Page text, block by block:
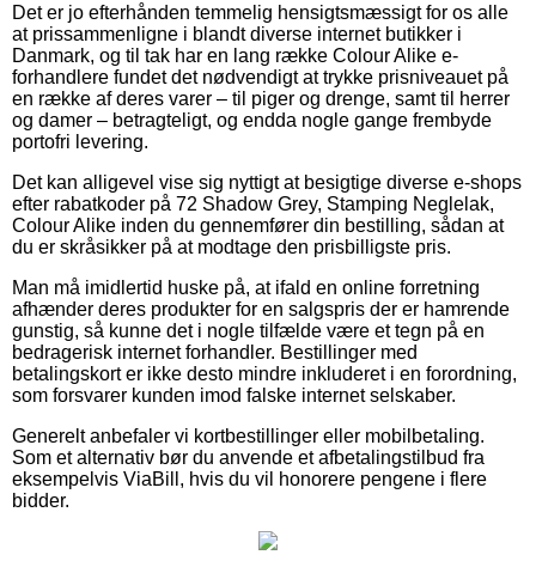
Det er jo efterhånden temmelig hensigtsmæssigt for os alle
at prissammenligne i blandt diverse internet butikker i
Danmark, og til tak har en lang række Colour Alike e-
forhandlere fundet det nødvendigt at trykke prisniveauet på
en række af deres varer – til piger og drenge, samt til herrer
og damer – betragteligt, og endda nogle gange frembyde
portofri levering.
Det kan alligevel vise sig nyttigt at besigtige diverse e-shops
efter rabatkoder på 72 Shadow Grey, Stamping Neglelak,
Colour Alike inden du gennemfører din bestilling, sådan at
du er skråsikker på at modtage den prisbilligste pris.
Man må imidlertid huske på, at ifald en online forretning
afhænder deres produkter for en salgspris der er hamrende
gunstig, så kunne det i nogle tilfælde være et tegn på en
bedragerisk internet forhandler. Bestillinger med
betalingskort er ikke desto mindre inkluderet i en forordning,
som forsvarer kunden imod falske internet selskaber.
Generelt anbefaler vi kortbestillinger eller mobilbetaling.
Som et alternativ bør du anvende et afbetalingstilbud fra
eksempelvis ViaBill, hvis du vil honorere pengene i flere
bidder.